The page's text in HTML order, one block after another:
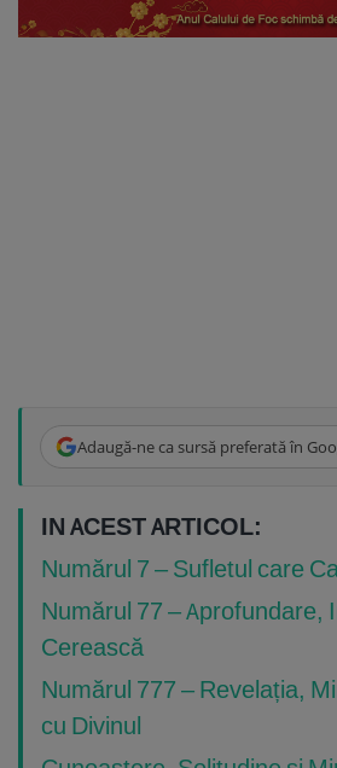
Adaugă-ne ca sursă preferată în
IN ACEST ARTICOL:
Numărul 7 – Sufletul care
Numărul 77 – Aprofundare,
Cerească
Numărul 777 – Revelația,
cu Divinul